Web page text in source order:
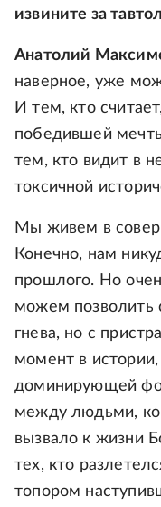
извините за
Анатолий
наверное, уже
И тем, кто
победившей
тем, кто видит в
токсичной
Мы живем в
Конечно, нам
прошлого. Но
можем позволить
гнева, но с
момент в
доминирующей
между людьми,
вызвало к жизни
тех, кто
топором